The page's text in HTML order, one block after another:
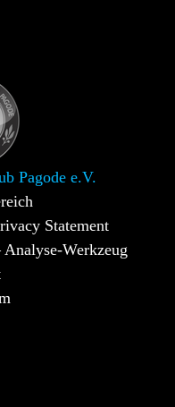
Pagode e.V.
Statement
Werkzeug